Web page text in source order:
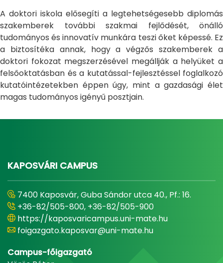
A doktori iskola elősegíti a legtehetségesebb diplomás
szakemberek további szakmai fejlődését, önálló
tudományos és innovatív munkára teszi őket képessé. Ez
a biztosítéka annak, hogy a végzős szakemberek a
doktori fokozat megszerzésével megállják a helyüket a
felsőoktatásban és a kutatással-fejlesztéssel foglalkozó
kutatóintézetekben éppen úgy, mint a gazdasági élet
magas tudományos igényű posztjain.
KAPOSVÁRI CAMPUS
7400 Kaposvár, Guba Sándor utca 40., Pf.: 16.
+36-82/505-800, +36-82/505-900
https://kaposvaricampus.uni-mate.hu
foigazgato.kaposvar@uni-mate.hu
Campus-főigazgató